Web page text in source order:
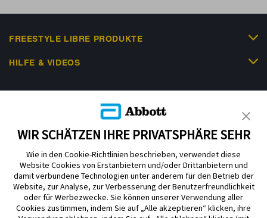
FREESTYLE LIBRE PRODUKTE
HILFE & VIDEOS
Impressum Nutzungsbedingungen
Datenschutzerklärung
Cookie Richtlinie
Barrierefreiheitserklärung
WIR SCHÄTZEN IHRE PRIVATSPHÄRE SEHR
Wie in den Cookie-Richtlinien beschrieben, verwendet diese
Website Cookies von Erstanbietern und/oder Drittanbietern und
damit verbundene Technologien unter anderem für den Betrieb der
Website, zur Analyse, zur Verbesserung der Benutzerfreundlichkeit
oder für Werbezwecke. Sie können unserer Verwendung aller
Cookies zustimmen, indem Sie auf „Alle akzeptieren“ klicken, ihre